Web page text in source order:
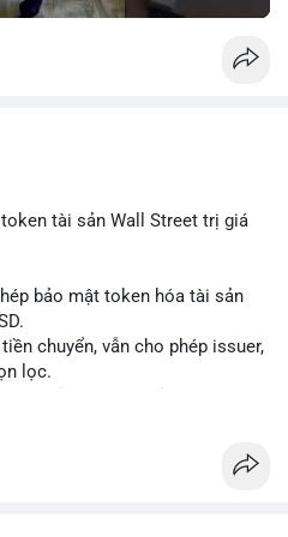
tài sản Wall Street trị giá
bảo mật token hóa tài sản
chuyển, vẫn cho phép issuer,
lọc.